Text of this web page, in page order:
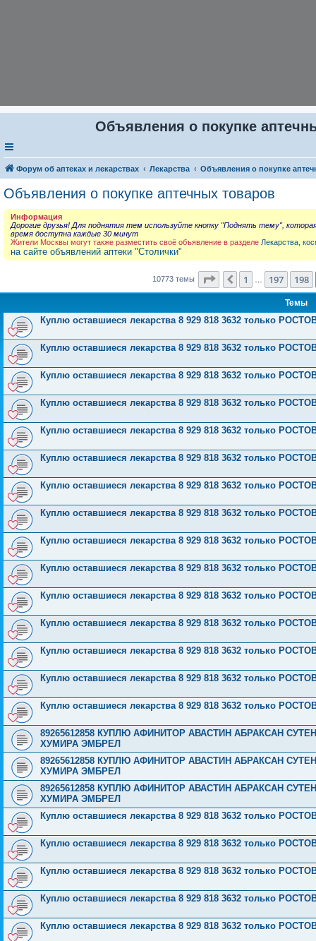
Объявления о покупке
Форум об аптеках и лекарствах Лекарства Объявления о покупке
Объявления о покупке аптечных товаров
Информация
Дорогие друзья! Для поднятия тем используйте кнопку "Поднять тему",
время доступна каждые 30 минут
Жители Москвы могут также разместить своё объявление в разделе Лекарства,
на сайте объявлений аптеки "Столички"
10773 темы Страница 199из 431
Пред.
1 197 198
Темы
Куплю оставшиеся лекарства 8 929 818 3632 только
Куплю оставшиеся лекарства 8 929 818 3632 только
Куплю оставшиеся лекарства 8 929 818 3632 только
Куплю оставшиеся лекарства 8 929 818 3632 только
Куплю оставшиеся лекарства 8 929 818 3632 только
Куплю оставшиеся лекарства 8 929 818 3632 только
Куплю оставшиеся лекарства 8 929 818 3632 только
Куплю оставшиеся лекарства 8 929 818 3632 только
Куплю оставшиеся лекарства 8 929 818 3632 только
Куплю оставшиеся лекарства 8 929 818 3632 только
Куплю оставшиеся лекарства 8 929 818 3632 только
Куплю оставшиеся лекарства 8 929 818 3632 только
Куплю оставшиеся лекарства 8 929 818 3632 только
Куплю оставшиеся лекарства 8 929 818 3632 только
Куплю оставшиеся лекарства 8 929 818 3632 только
89265612858 КУПЛЮ АФИНИТОР АВАСТИН АБРАКСАН
ХУМИРА ЭМБРЕЛ
89265612858 КУПЛЮ АФИНИТОР АВАСТИН АБРАКСАН
ХУМИРА ЭМБРЕЛ
89265612858 КУПЛЮ АФИНИТОР АВАСТИН АБРАКСАН
ХУМИРА ЭМБРЕЛ
Куплю оставшиеся лекарства 8 929 818 3632 только
Куплю оставшиеся лекарства 8 929 818 3632 только
Куплю оставшиеся лекарства 8 929 818 3632 только
Куплю оставшиеся лекарства 8 929 818 3632 только
Куплю оставшиеся лекарства 8 929 818 3632 только